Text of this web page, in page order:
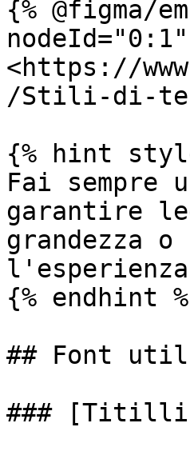
{% @figma/
<https://
/Stili-di-
{% hint
Fai
garantire
grandezza
{% endhint
## Font
###